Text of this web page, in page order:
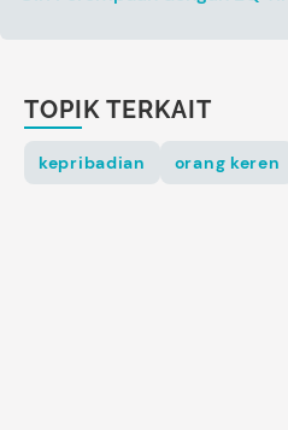
TOPIK TERKAIT
kepribadian orang keren